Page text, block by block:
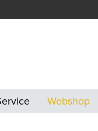
Webshop